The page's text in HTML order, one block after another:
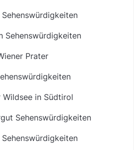
Sehenswürdigkeiten
Prater
Wildsee in Südtirol
Sehenswürdigkeiten